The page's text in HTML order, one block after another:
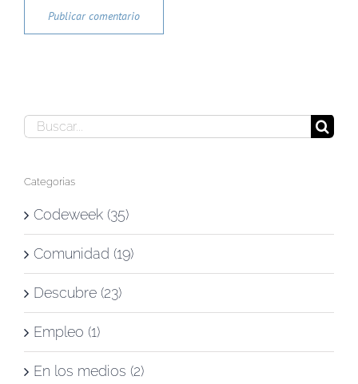
Buscar:
Categorías
Codeweek (35)
Comunidad (19)
Descubre (23)
Empleo (1)
En los medios (2)